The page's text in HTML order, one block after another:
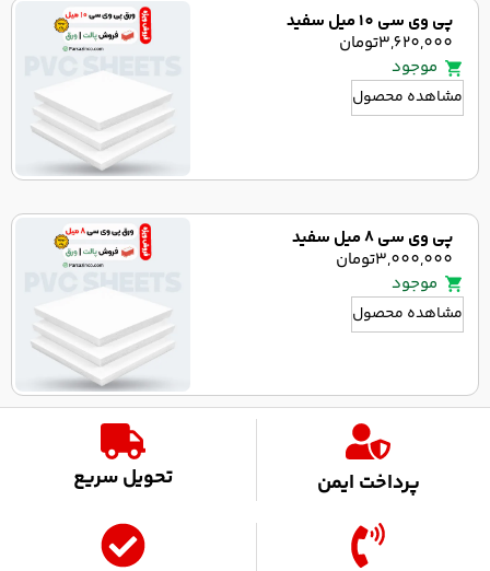
پی وی سی 10 میل سفید
3,620,000تومان
موجود
مشاهده محصول
پی وی سی 8 میل سفید
3,000,000تومان
موجود
مشاهده محصول
پرداخت ایمن تحویل سریع